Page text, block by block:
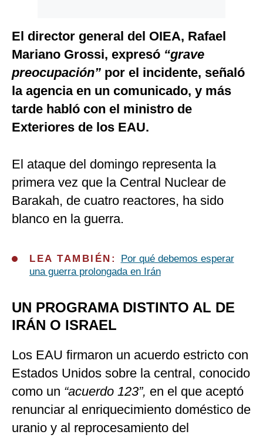
El director general del OIEA, Rafael
Mariano Grossi, expresó “grave
preocupación” por el incidente, señaló
la agencia en un comunicado, y más
tarde habló con el ministro de
Exteriores de los EAU.
El ataque del domingo representa la
primera vez que la Central Nuclear de
Barakah, de cuatro reactores, ha sido
blanco en la guerra.
LEA TAMBIÉN:
Por qué debemos esperar
una guerra prolongada en Irán
UN PROGRAMA DISTINTO AL DE
IRÁN O ISRAEL
Los EAU firmaron un acuerdo estricto con
Estados Unidos sobre la central, conocido
como un “acuerdo 123”, en el que aceptó
renunciar al enriquecimiento doméstico de
uranio y al reprocesamiento del